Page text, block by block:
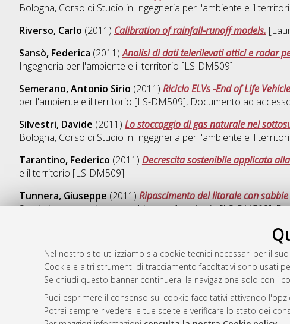
Nel nostro sito utilizziamo sia cookie tecnici necessari per il
Cookie e altri strumenti di tracciamento facoltativi sono usati
Se chiudi questo banner continuerai la navigazione solo con i
Puoi esprimere il consenso sui cookie facoltativi attivando
Potrai sempre rivedere le tue scelte e verificare lo stato dei
Bologna, Corso di Studio in Ingegneria per l'ambiente e il
Riverso, Carlo (2011) Calibration of rainfall-runoff models.
Sansò, Federica (2011)Analisi di dati telerilevati ottici e radar
Ingegneria per l'ambiente e il territorio [LS-DM509]
Semerano, Antonio Sirio (2011) Riciclo ELVs -End of Life
per l'ambiente e il territorio [LS-DM509], Documento ad
Silvestri, Davide (2011) Lo stoccaggio di gas naturale nel
Bologna, Corso di Studio in Ingegneria per l'ambiente e il
Tarantino, Federico (2011) Decrescita sostenibile applicata
e il territorio [LS-DM509]
Tunnera, Giuseppe (2011) Ripascimento del litorale con
Studio inIngegneria per l'ambiente e il territorio [LS-DM509],
Atom
Rss 1.0
Rss 2.0
AMS Laurea
Servizio
Impostazioni
Informativa